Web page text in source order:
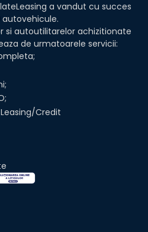
a vandut cu succes
autovehicule.
si autoutilitarelor achizitionate
de urmatoarele servicii:
Credit